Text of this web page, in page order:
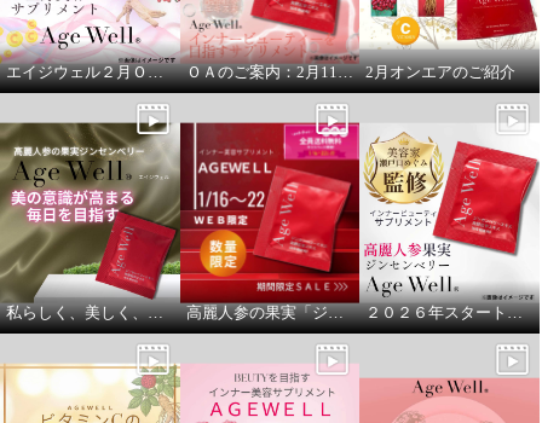
エイジウェル２月ＯＡのご案内 ＯＡのご案内：2月11日１３時より 2月オンエアのご紹介
私らしく、美しく、これからも。 高麗人参の果実「ジンセンベリー」 ２０２６年スタート！これからを心地よく過ごすために